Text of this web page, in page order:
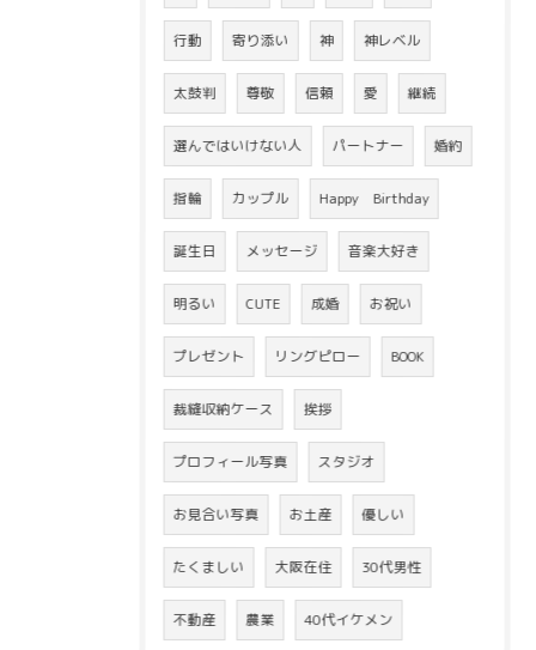
行動 寄り添い 神 神レベル
太鼓判 尊敬 信頼 愛 継続
選んではいけない人 パートナー 婚約
指輪 カップル Happy Birthday
誕生日 メッセージ 音楽大好き
明るい CUTE 成婚 お祝い
プレゼント リングピロー BOOK
裁縫収納ケース 挨拶
プロフィール写真 スタジオ
お見合い写真 お土産 優しい
たくましい 大阪在住 30代男性
不動産 農業 40代イケメン